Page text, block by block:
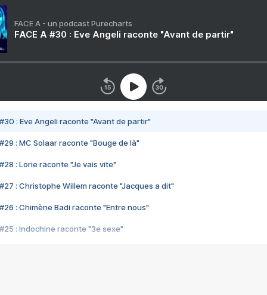
FACE A - un podcast Purecharts
FACE A #30 : Eve Angeli raconte "Avant de partir"
#30 : Eve Angeli raconte "Avant de partir"
#29 : MC Solaar raconte "Bouge de là"
#28 : Lorie raconte "Je vais vite"
#27 : Christophe Willem raconte "Jacques a dit"
#26 : Chimène Badi raconte "Entre nous"
#25 : Indochine raconte "3e sexe"